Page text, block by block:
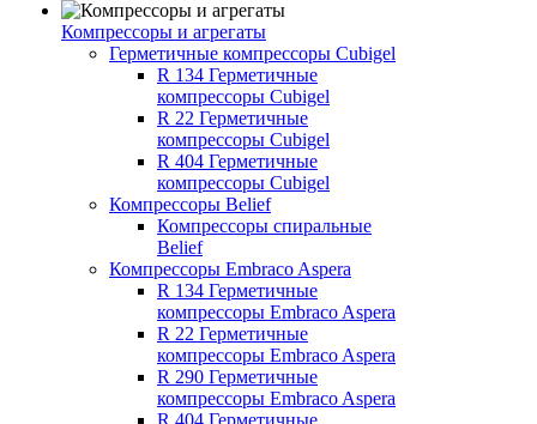
Компрессоры и агрегаты
Герметичные компрессоры Cubigel
R 134 Герметичные
компрессоры Cubigel
R 22 Герметичные
компрессоры Cubigel
R 404 Герметичные
компрессоры Cubigel
Компрессоры Belief
Компрессоры спиральные
Belief
Компрессоры Embraco Aspera
R 134 Герметичные
компрессоры Embraco Aspera
R 22 Герметичные
компрессоры Embraco Aspera
R 290 Герметичные
компрессоры Embraco Aspera
R 404 Герметичные